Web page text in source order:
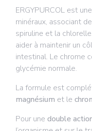
ERGYPURCOL est
minéraux, associant
spiruline et la
aider à maintenir un
intestinal. Le chrome
glycémie normale.
La formule est
magnésium et le
Pour une double